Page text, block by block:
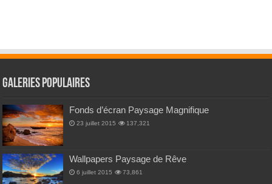
Galeries Populaires
Fonds d’écran Paysage Magnifique
23 juillet 2015 137,321
Wallpapers Paysage de Rêve
6 juillet 2015 73,861